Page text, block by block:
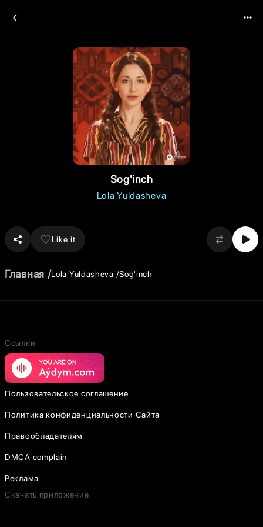
Sog'inch
Lola Yuldasheva
Like it
Главная Lola Yuldasheva Sog'inch
Ссылки
Пользовательское соглашение
Политика конфиденциальности Сайта
Правообладателям
DMCA complain
Реклама
Скачать приложение